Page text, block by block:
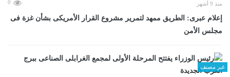
منذ 9 أشهر 0
إعلام عبرى: الطريق ممهد لتمرير مشروع القرار الأمريكى بشأن غزة فى
مجلس الأمن
غير مصنف